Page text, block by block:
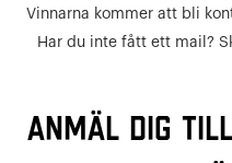
Vinnarna kommer att bli
Har du inte fått ett mail?
Anmäl dig till